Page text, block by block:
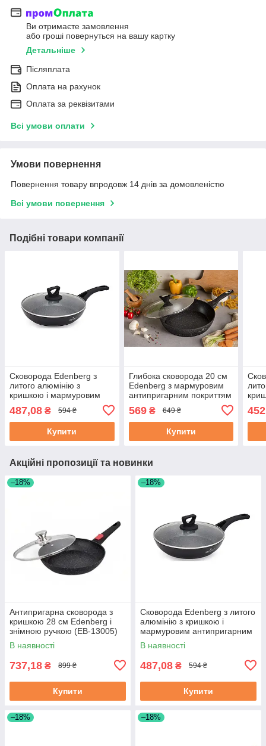
Ви отримаєте замовлення
або гроші повернуться на вашу картку
Детальніше
Післяплата
Оплата на рахунок
Оплата за реквізитами
Всі умови оплати
Умови повернення
Повернення товару впродовж 14 днів за домовленістю
Всі умови повернення
Подібні товари компанії
Сковорода Edenberg з
литого алюмінію з
кришкою і мармуровим
антипригарним покриттям
20 см (EB-7452)
487,08 ₴ 594 ₴
Купити
Глибока сковорода 20 см
Edenberg з мармуровим
антипригарним покриттям
569₴ 649 ₴
Купити
18
Акційні пропозиції та новинки
–18%
Антипригарна сковорода з
кришкою 28 см Edenberg і
знімною ручкою (EB-13005)
В наявності
737,18 ₴ 899 ₴
Купити
–18%
Сковорода Edenberg з литого
алюмінію з кришкою і
мармуровим антипригарним
покриттям 20 см (EB-7452)
В наявності
487,08 ₴ 594 ₴
Купити
–18% –18%